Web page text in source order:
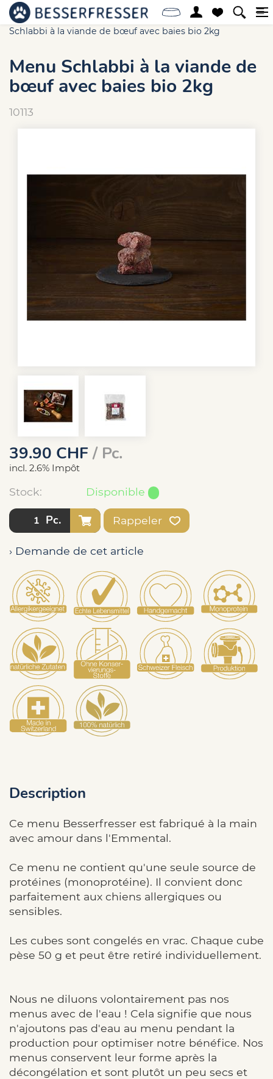
Accueil Online-Shop Chien Barf
Menu
Schlabbi à la viande de bœuf avec baies bio 2kg
Menu Schlabbi à la viande de
bœuf avec baies bio 2kg
10113
39.90 CHF/ Pc.
incl. 2.6% Impôt
Stock: Disponible
Pc. Rappeler
› Demande de cet article
Description
Ce menu Besserfresser est fabriqué à la main
avec amour dans l'Emmental.
Ce menu ne contient qu'une seule source de
protéines (monoprotéine). Il convient donc
parfaitement aux chiens allergiques ou
sensibles.
Les cubes sont congelés en vrac. Chaque cube
pèse 50 g et peut être retiré individuellement.
Nous ne diluons volontairement pas nos
menus avec de l'eau ! Cela signifie que nous
n'ajoutons pas d'eau au menu pendant la
production pour optimiser notre bénéfice. Nos
menus conservent leur forme après la
décongélation et sont plutôt un peu secs et